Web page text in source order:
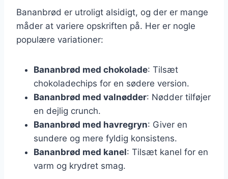
Bananbrød er utroligt alsidigt, og der er mange
måder at variere opskriften på. Her er nogle
populære variationer:
Bananbrød med chokolade: Tilsæt
chokoladechips for en sødere version.
Bananbrød med valnødder: Nødder tilføjer
en dejlig crunch.
Bananbrød med havregryn: Giver en
sundere og mere fyldig konsistens.
Bananbrød med kanel: Tilsæt kanel for en
varm og krydret smag.